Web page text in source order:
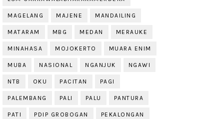
MAGELANG MAJENE MANDAILING
MATARAM MBG MEDAN MERAUKE
MINAHASA MOJOKERTO MUARA ENIM
MUBA NASIONAL NGANJUK NGAWI
NTB OKU PACITAN PAGI
PALEMBANG PALI PALU PANTURA
PATI PDIP GROBOGAN PEKALONGAN